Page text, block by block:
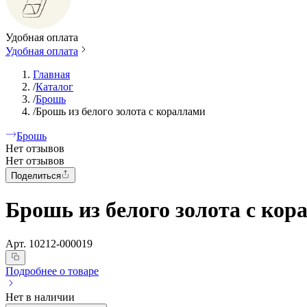
Удобная оплата
Удобная оплата
Главная
/Каталог
/Брошь
/Брошь из белого золота с кораллами
Брошь
Нет отзывов
Нет отзывов
Поделиться
Брошь из белого золота с
Арт. 10212-000019
Подробнее о товаре
Нет в наличии